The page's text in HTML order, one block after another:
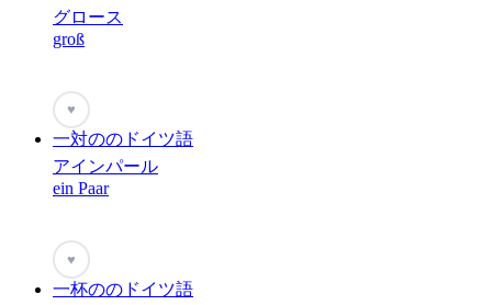
グロース
groß
♥
一対ののドイツ語
アインパール
ein Paar
♥
一杯ののドイツ語